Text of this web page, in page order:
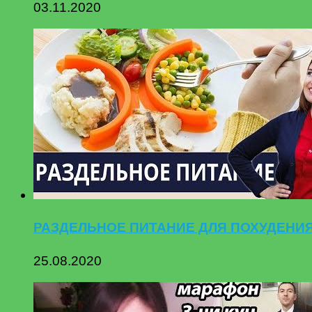
03.11.2020
РАЗДЕЛЬНОЕ ПИТАНИЕ ДЛЯ
25.08.2020